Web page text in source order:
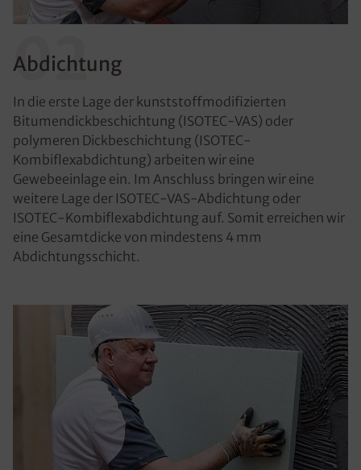
02
Abdichtung
In die erste Lage der kunststoffmodifizierten
Bitumendickbeschichtung (ISOTEC-VAS) oder
polymeren Dickbeschichtung (ISOTEC-
Kombiflexabdichtung) arbeiten wir eine
Gewebeeinlage ein. Im Anschluss bringen wir eine
weitere Lage der ISOTEC-VAS-Abdichtung oder
ISOTEC-Kombiflexabdichtung auf. Somit erreichen wir
eine Gesamtdicke von mindestens 4 mm
Abdichtungsschicht.